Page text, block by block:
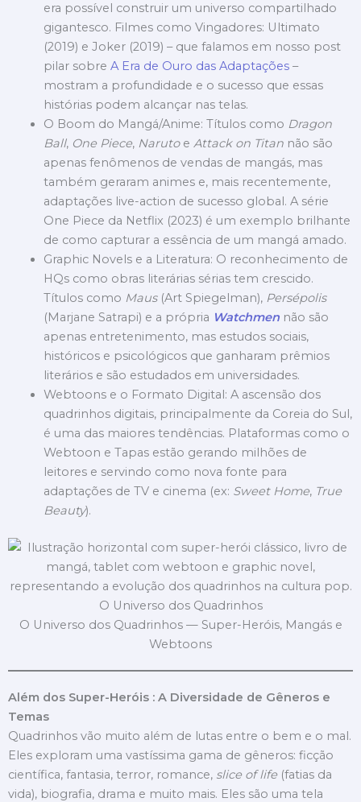
era possível construir um universo compartilhado
gigantesco. Filmes como Vingadores: Ultimato
(2019) e Joker (2019) – que falamos em nosso post
pilar sobre A Era de Ouro das Adaptações–
mostram a profundidade e o sucesso que essas
histórias podem alcançar nas telas.
O Boom do Mangá/Anime: Títulos como Dragon
Ball, One Piece, Narutoe Attack on Titannão são
apenas fenômenos de vendas de mangás, mas
também geraram animes e, mais recentemente,
adaptações live-action de sucesso global. A série
One Piece da Netflix (2023) é um exemplo brilhante
de como capturar a essência de um mangá amado.
Graphic Novels e a Literatura: O reconhecimento de
HQs como obras literárias sérias tem crescido.
Títulos como Maus(Art Spiegelman), Persépolis
(Marjane Satrapi) e a própria Watchmennão são
apenas entretenimento, mas estudos sociais,
históricos e psicológicos que ganharam prêmios
literários e são estudados em universidades.
Webtoons e o Formato Digital: A ascensão dos
quadrinhos digitais, principalmente da Coreia do Sul,
é uma das maiores tendências. Plataformas como o
Webtoon e Tapas estão gerando milhões de
leitores e servindo como nova fonte para
adaptações de TV e cinema (ex: Sweet Home, True
Beauty).
O Universo dos Quadrinhos — Super-Heróis, Mangás e
Webtoons
Além dos Super-Heróis : A Diversidade de Gêneros e
Temas
Quadrinhos vão muito além de lutas entre o bem e o mal.
Eles exploram uma vastíssima gama de gêneros: ficção
científica, fantasia, terror, romance, slice of life (fatias da
vida), biografia, drama e muito mais. Eles são uma tela